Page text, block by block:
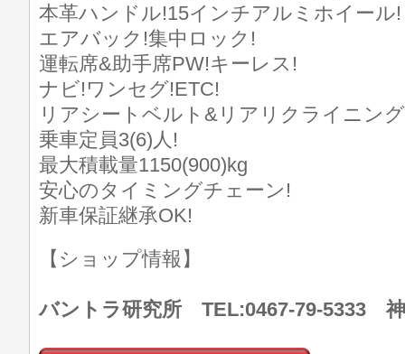
本革ハンドル!15インチアルミホイール!
エアバック!集中ロック!
運転席&助手席PW!キーレス!
ナビ!ワンセグ!ETC!
リアシートベルト&リアリクライニン
乗車定員3(6)人!
最大積載量1150(900)kg
安心のタイミングチェーン!
新車保証継承OK!
【ショップ情報】
バントラ研究所 TEL:0467-79-5333 神